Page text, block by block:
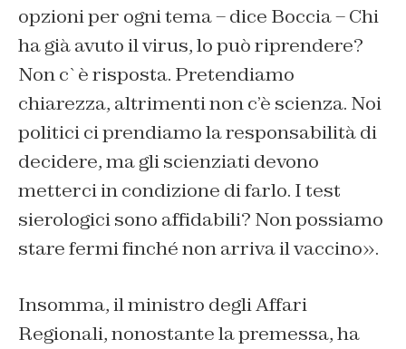
opzioni per ogni tema – dice Boccia – Chi
ha già avuto il virus, lo può riprendere?
Non c`è risposta. Pretendiamo
chiarezza, altrimenti non c’è scienza. Noi
politici ci prendiamo la responsabilità di
decidere, ma gli scienziati devono
metterci in condizione di farlo. I test
sierologici sono affidabili? Non possiamo
stare fermi finché non arriva il vaccino».
Insomma, il ministro degli Affari
Regionali, nonostante la premessa, ha